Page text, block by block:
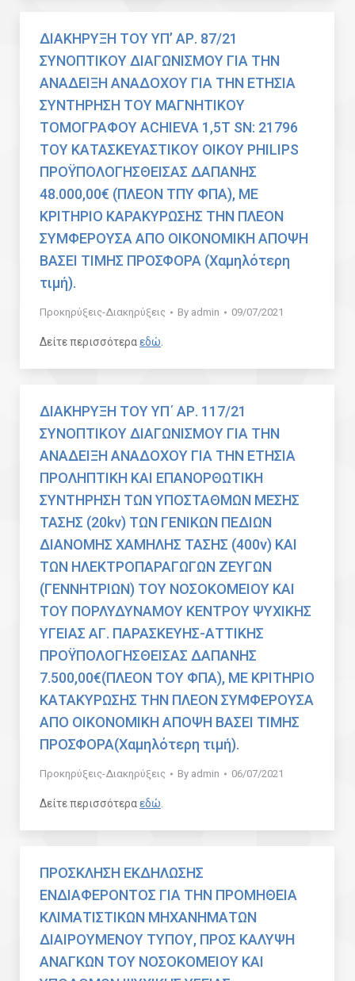
ΔΙΑΚΗΡΥΞΗ ΤΟΥ ΥΠ’ ΑΡ. 87/21
ΣΥΝΟΠΤΙΚΟΥ ΔΙΑΓΩΝΙΣΜΟΥ ΓΙΑ ΤΗΝ
ΑΝΑΔΕΙΞΗ ΑΝΑΔΟΧΟΥ ΓΙΑ ΤΗΝ ΕΤΗΣΙΑ
ΣΥΝΤΗΡΗΣΗ ΤΟΥ ΜΑΓΝΗΤΙΚΟΥ
ΤΟΜΟΓΡΑΦΟΥ ACHIEVA 1,5T SN: 21796
ΤΟΥ ΚΑΤΑΣΚΕΥΑΣΤΙΚΟΥ ΟΙΚΟΥ PHILIPS
ΠΡΟΫΠΟΛΟΓΗΣΘΕΙΣΑΣ ΔΑΠΑΝΗΣ
48.000,00€ (ΠΛΕΟΝ ΤΠΥ ΦΠΑ), ΜΕ
ΚΡΙΤΗΡΙΟ ΚΑΡΑΚΥΡΩΣΗΣ ΤΗΝ ΠΛΕΟΝ
ΣΥΜΦΕΡΟΥΣΑ ΑΠΟ ΟΙΚΟΝΟΜΙΚΗ ΑΠΟΨΗ
ΒΑΣΕΙ ΤΙΜΗΣ ΠΡΟΣΦΟΡΑ (Χαμηλότερη
τιμή).
Προκηρύξεις-Διακηρύξεις By admin 09/07/2021
Δείτε περισσότεραεδώ
ΔΙΑΚΗΡΥΞΗ ΤΟΥ ΥΠ΄ ΑΡ. 117/21
ΣΥΝΟΠΤΙΚΟΥ ΔΙΑΓΩΝΙΣΜΟΥ ΓΙΑ ΤΗΝ
ΑΝΑΔΕΙΞΗ ΑΝΑΔΟΧΟΥ ΓΙΑ ΤΗΝ ΕΤΗΣΙΑ
ΠΡΟΛΗΠΤΙΚΗ ΚΑΙ ΕΠΑΝΟΡΘΩΤΙΚΗ
ΣΥΝΤΗΡΗΣΗ ΤΩΝ ΥΠΟΣΤΑΘΜΩΝ ΜΕΣΗΣ
ΤΑΣΗΣ (20kv) ΤΩΝ ΓΕΝΙΚΩΝ ΠΕΔΙΩΝ
ΔΙΑΝΟΜΗΣ ΧΑΜΗΛΗΣ ΤΑΣΗΣ (400v) ΚΑΙ
ΤΩΝ ΗΛΕΚΤΡΟΠΑΡΑΓΩΓΩΝ ΖΕΥΓΩΝ
(ΓΕΝΝΗΤΡΙΩΝ) ΤΟΥ ΝΟΣΟΚΟΜΕΙΟΥ ΚΑΙ
ΤΟΥ ΠΟΡΛΥΔΥΝΑΜΟΥ ΚΕΝΤΡΟΥ ΨΥΧΙΚΗΣ
ΥΓΕΙΑΣ ΑΓ. ΠΑΡΑΣΚΕΥΗΣ-ΑΤΤΙΚΗΣ
ΠΡΟΫΠΟΛΟΓΗΣΘΕΙΣΑΣ ΔΑΠΑΝΗΣ
7.500,00€(ΠΛΕΟΝ ΤΟΥ ΦΠΑ), ΜΕ ΚΡΙΤΗΡΙΟ
ΚΑΤΑΚΥΡΩΣΗΣ ΤΗΝ ΠΛΕΟΝ ΣΥΜΦΕΡΟΥΣΑ
ΑΠΟ ΟΙΚΟΝΟΜΙΚΗ ΑΠΟΨΗ ΒΑΣΕΙ ΤΙΜΗΣ
ΠΡΟΣΦΟΡΑ(Χαμηλότερη τιμή).
Προκηρύξεις-Διακηρύξεις By admin 06/07/2021
Δείτε περισσότεραεδώ
ΠΡΟΣΚΛΗΣΗ ΕΚΔΗΛΩΣΗΣ
ΕΝΔΙΑΦΕΡΟΝΤΟΣ ΓΙΑ ΤΗΝ ΠΡΟΜΗΘΕΙΑ
ΚΛΙΜΑΤΙΣΤΙΚΩΝ ΜΗΧΑΝΗΜΑΤΩΝ
ΔΙΑΙΡΟΥΜΕΝΟΥ ΤΥΠΟΥ, ΠΡΟΣ ΚΑΛΥΨΗ
ΑΝΑΓΚΩΝ ΤΟΥ ΝΟΣΟΚΟΜΕΙΟΥ ΚΑΙ